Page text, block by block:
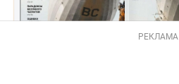
РЕКЛАМА